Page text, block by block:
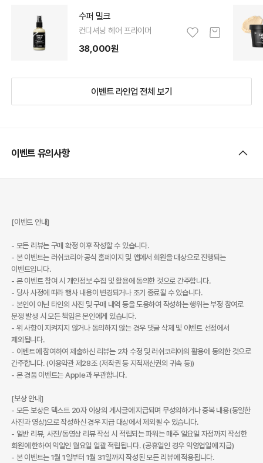
수퍼 밀크
컨디셔닝 헤어 프라이머
38,000원
이벤트 라인업 전체 보기
이벤트 유의사항
[이벤트 안내]
- 모든 리뷰는 구매 확정 이후 작성할 수 있습니다.
- 본 이벤트는 러쉬코리아 공식 홈페이지 및 앱에서 회원을 대상으로 진행되는
이벤트입니다.
- 본 이벤트 참여 시 개인정보 수집 및 활용에 동의한 것으로 간주합니다.
- 당사 사정에 따라 행사 내용이 변경되거나 조기 종료될 수 있습니다.
- 본인이 아닌 타인의 사진 및 구매 내역 등을 도용하여 작성하는 행위는 부정 참여로
분쟁 발생 시 모든 책임은 본인에게 있습니다.
- 위 사항이 지켜지지 않거나 동의하지 않는 경우 댓글 삭제 및 이벤트 선정에서
제외됩니다.
- 이벤트에 참여하여 제출하신 리뷰는 2차 수정 및 러쉬코리아의 활용에 동의한 것으로
간주합니다. (이용약관 제28조 (저작권 등 지적재산권의 귀속 등))
- 본 경품 이벤트는 Apple과 무관합니다.
[보상 안내]
- 모든 보상은 텍스트 20자 이상의 게시글에 지급되며 무성의하거나 중복 내용(동일한
사진과 영상)으로 작성하신 경우 지급 대상에서 제외될 수 있습니다.
- 일반 리뷰, 사진/동영상 리뷰 작성 시 적립되는 파워는 매주 일요일 자정까지 작성한
회원에 한하여 익일인 월요일 일괄 적립됩니다. (공휴일인 경우 익영업일에 지급)
- 본 이벤트는 1월 1일부터 1월 31일까지 작성된 모든 리뷰에 적용됩니다.